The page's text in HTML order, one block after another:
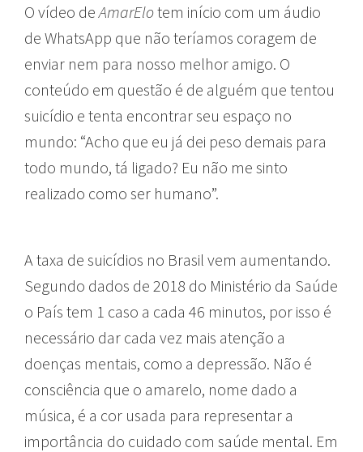
O vídeo deAmarElotem início com um áudio
de WhatsApp que não teríamos coragem de
enviar nem para nosso melhor amigo. O
conteúdo em questão é de alguém que tentou
suicídio e tenta encontrar seu espaço no
mundo: “Acho que eu já dei peso demais para
todo mundo, tá ligado? Eu não me sinto
realizado como ser humano”.
A taxa de suicídios no Brasil vem aumentando.
Segundo dados de 2018 do Ministério da Saúde
o País tem 1 caso a cada 46 minutos, por isso é
necessário dar cada vez mais atenção a
doenças mentais, como a depressão. Não é
consciência que o amarelo, nome dado a
música, é a cor usada para representar a
importância do cuidado com saúde mental. Em